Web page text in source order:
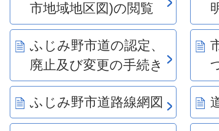
市地域地区図)の閲覧
ふじみ野市道の認定、
廃止及び変更の手続き
ふじみ野市道路線網図